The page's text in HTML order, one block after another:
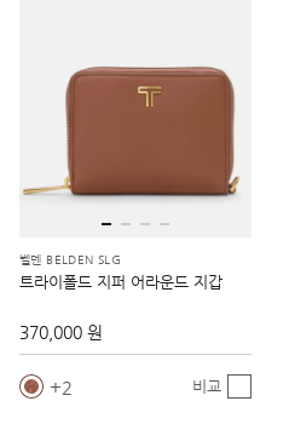
벨덴 BELDEN SLG
트라이폴드 지퍼 어라운드 지갑
370,000 원
2 비교